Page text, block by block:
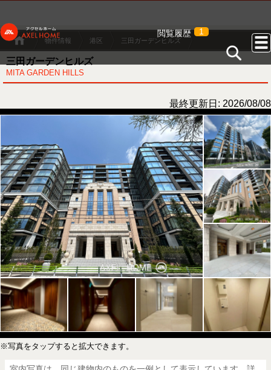
閲覧履歴 1
物件情報 港区 三田ガーデンヒルズ
三田ガーデンヒルズ
MITA GARDEN HILLS
最終更新日: 2026/08/08
※写真をタップすると拡大できます。